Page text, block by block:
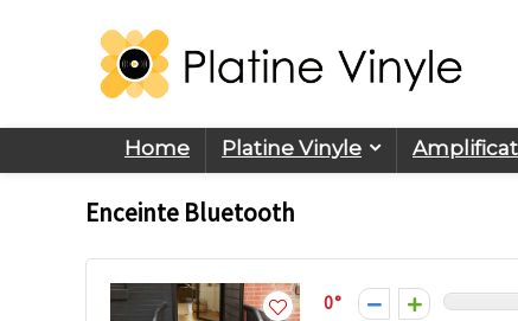
Home Platine Vinyle
Enceinte Bluetooth
0